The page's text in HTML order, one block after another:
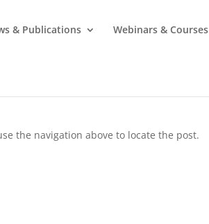
& Publications Webinars & Courses
the navigation above to locate the post.